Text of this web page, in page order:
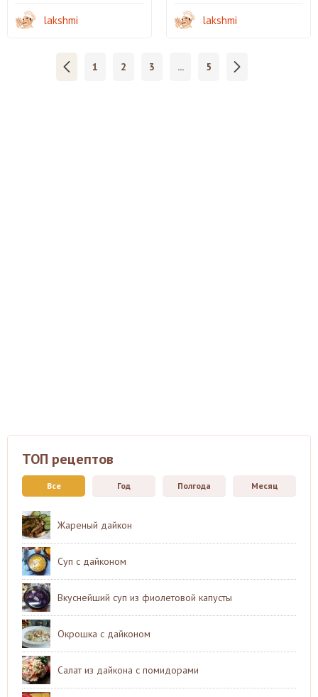
lakshmi lakshmi
1 2 3 ... 5
ТОП рецептов
Все Год Полгода Месяц
Жареный дайкон
Суп с дайконом
Вкуснейший суп из фиолетовой капусты
Окрошка с дайконом
Салат из дайкона с помидорами